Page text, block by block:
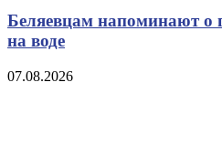
Беляевцам напоминают о
на воде
07.08.2026